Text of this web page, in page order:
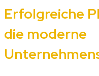
Erfolgreiche
die moderne